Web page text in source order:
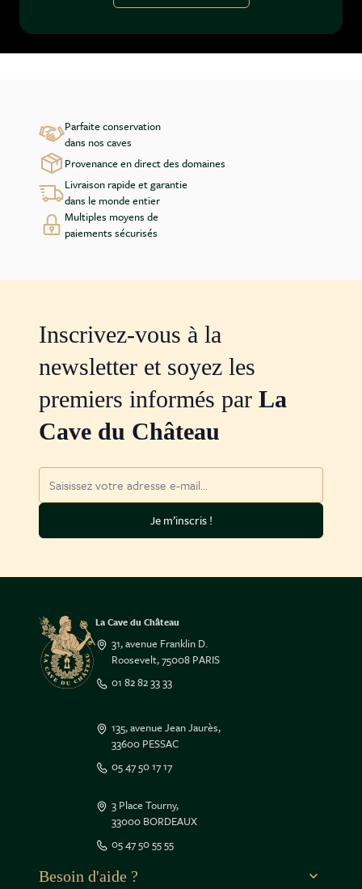
Parfaite conservation
dans nos caves
Provenance en direct des domaines
Livraison rapide et garantie
dans le monde entier
Multiples moyens de
paiements sécurisés
Inscrivez-vous à la
newsletter et soyez les
premiers informés par La
Cave du Château
Je m’inscris !
La Cave du Château
31, avenue Franklin D.
Roosevelt, 75008 PARIS
01 82 82 33 33
135, avenue Jean Jaurès,
33600 PESSAC
05 47 50 17 17
3 Place Tourny,
33000 BORDEAUX
05 47 50 55 55
Besoin d'aide ?